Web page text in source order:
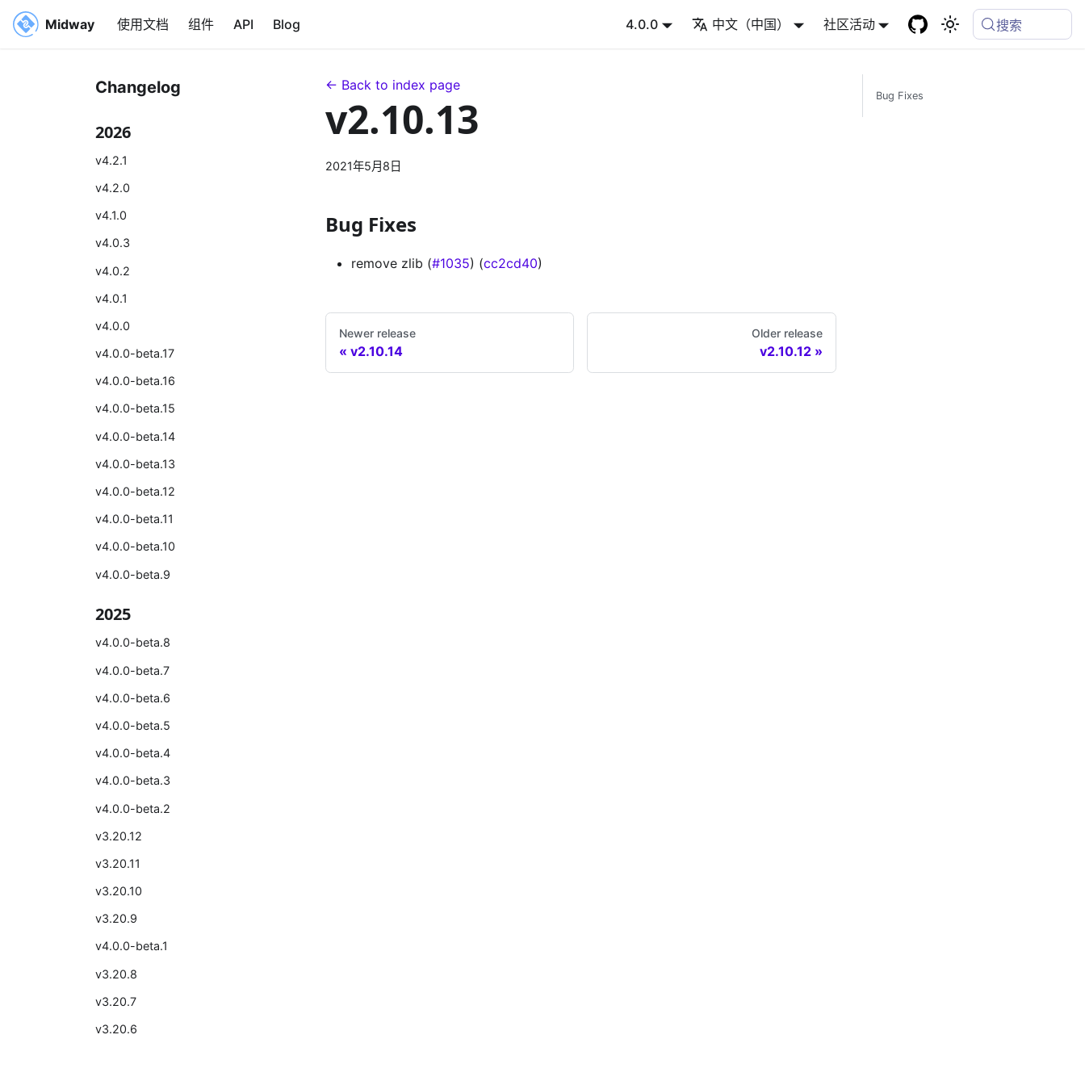
Midway 使用文档 组件 API Blog 4.0.0 中文（中国） 社区活动 搜索
Changelog
2026
v4.2.1
v4.2.0
v4.1.0
v4.0.3
v4.0.2
v4.0.1
v4.0.0
v4.0.0-beta.17
v4.0.0-beta.16
v4.0.0-beta.15
v4.0.0-beta.14
v4.0.0-beta.13
v4.0.0-beta.12
v4.0.0-beta.11
v4.0.0-beta.10
v4.0.0-beta.9
2025
v4.0.0-beta.8
v4.0.0-beta.7
v4.0.0-beta.6
v4.0.0-beta.5
v4.0.0-beta.4
v4.0.0-beta.3
v4.0.0-beta.2
v3.20.12
v3.20.11
v3.20.10
v3.20.9
v4.0.0-beta.1
v3.20.8
v3.20.7
v3.20.6
← Back to index page
v2.10.13
2021年5月8日
Bug Fixes
remove zlib (#1035) (cc2cd40)
Newer release
v2.10.14
Older release
v2.10.12
Bug Fixes